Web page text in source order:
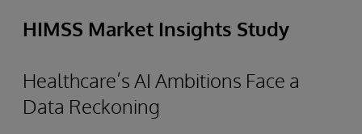
HIMSS Market Insights Study
Healthcare’s AI Ambitions Face a
Data Reckoning